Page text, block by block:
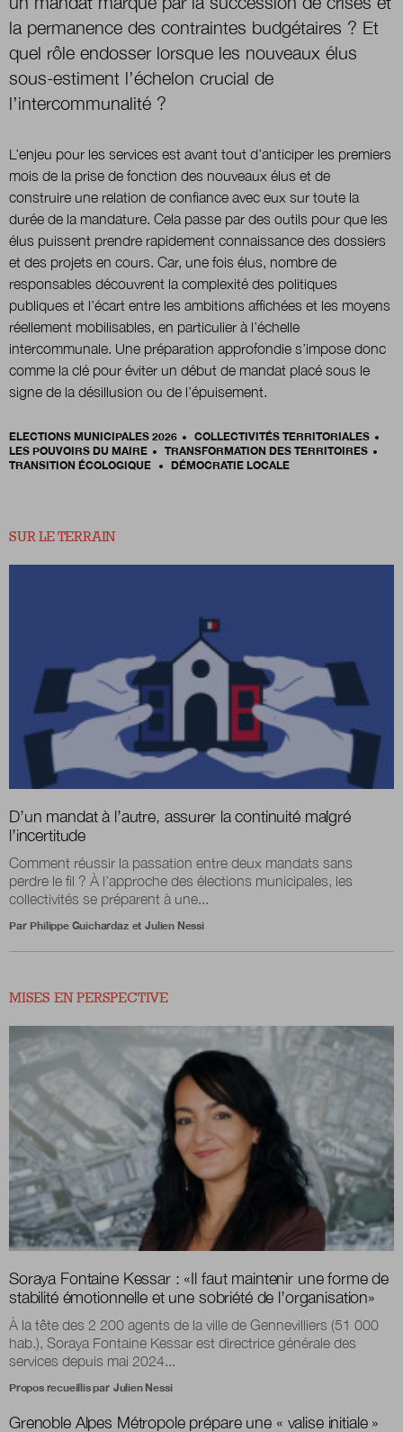
la permanence des contraintes budgétaires ? Et
quel rôle endosser lorsque les nouveaux élus
sous-estiment l’échelon crucial de
l’intercommunalité ?
L’enjeu pour les services est avant tout d’anticiper les premiers
mois de la prise de fonction des nouveaux élus et de
construire une relation de confiance avec eux sur toute la
durée de la mandature. Cela passe par des outils pour que les
élus puissent prendre rapidement connaissance des dossiers
et des projets en cours. Car, une fois élus, nombre de
responsables découvrent la complexité des politiques
publiques et l’écart entre les ambitions affichées et les moyens
réellement mobilisables, en particulier à l’échelle
intercommunale. Une préparation approfondie s’impose donc
comme la clé pour éviter un début de mandat placé sous le
signe de la désillusion ou de l’épuisement.
ELECTIONS MUNICIPALES 2026
COLLECTIVITÉS TERRITORIALES
LES POUVOIRS DU MAIRE
TRANSFORMATION DES TERRITOIRES
TRANSITION ÉCOLOGIQUE
DÉMOCRATIE LOCALE
SUR LE TERRAIN
D’un mandat à l’autre, assurer la continuité malgré
l’incertitude
Comment réussir la passation entre deux mandats sans
perdre le fil ? À l’approche des élections municipales, les
collectivités se préparent à une...
Par Philippe Guichardaz et Julien Nessi
MISES EN PERSPECTIVE
Soraya Fontaine Kessar : «Il faut maintenir une forme de
stabilité émotionnelle et une sobriété de l’organisation»
À la tête des 2 200 agents de la ville de Gennevilliers (51 000
hab.), Soraya Fontaine Kessar est directrice générale des
services depuis mai 2024...
Propos recueillis par Julien Nessi
Grenoble Alpes Métropole prépare une « valise initiale »